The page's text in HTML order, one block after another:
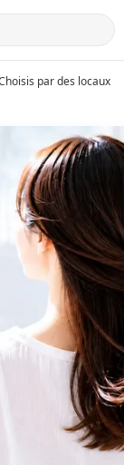
par des locaux